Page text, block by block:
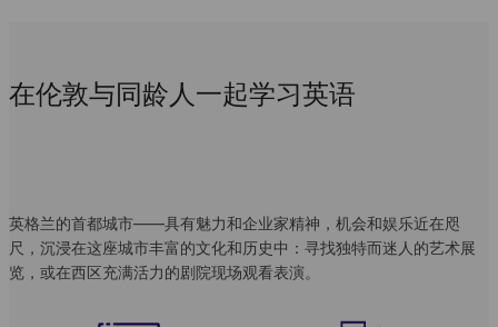
在伦敦与同龄人一起学习英语
英格兰的首都城市——具有魅力和企业家精神，机会和娱乐近在咫
尺，沉浸在这座城市丰富的文化和历史中：寻找独特而迷人的艺术展
览，或在西区充满活力的剧院现场观看表演。